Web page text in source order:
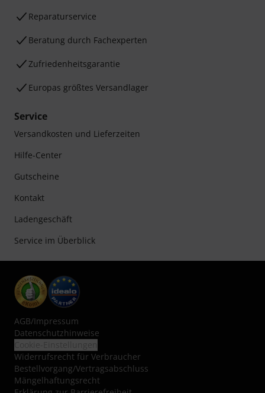
Reparaturservice
Beratung durch Fachexperten
Zufriedenheitsgarantie
Europas größtes Versandlager
Service
Versandkosten und Lieferzeiten
Hilfe-Center
Gutscheine
Kontakt
Ladengeschäft
Service im Überblick
AGB/Impressum
Datenschutzhinweise
Widerrufsrecht für Verbraucher
Bestellvorgang/Vertragsabschluss
Mängelhaftungsrecht